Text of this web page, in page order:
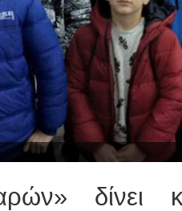
δίνει